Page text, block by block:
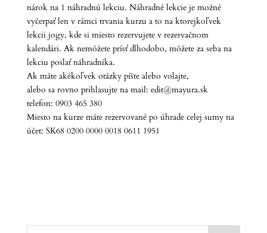
nárok na 1 náhradnú lekciu. Náhradné lekcie je možné
vyčerpať len v rámci trvania kurzu a to na ktorejkoľvek
lekcii jogy, kde si miesto rezervujete v rezervačnom
kalendári. Ak nemôžete prísť dlhodobo, môžete za seba na
lekciu poslať náhradníka.
Ak máte akékoľvek otázky píšte alebo volajte,
alebo sa rovno prihlasujte na mail: edit@mayura.sk
telefon: 0903 465 380
Miesto na kurze máte rezervované po úhrade celej sumy na
účet: SK68 0200 0000 0018 0611 1951